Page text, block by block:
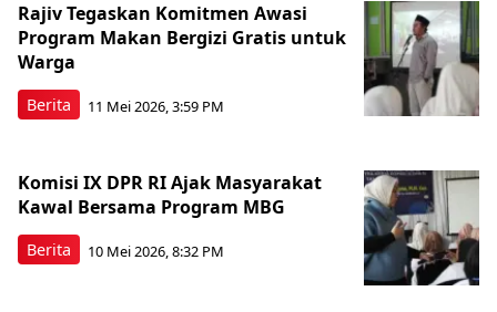
Berita
Rajiv Tegaskan Komitmen Awasi
Program Makan Bergizi Gratis untuk
Warga
11 Mei 2026, 3:59 PM
Berita
Komisi IX DPR RI Ajak Masyarakat
Kawal Bersama Program MBG
10 Mei 2026, 8:32 PM